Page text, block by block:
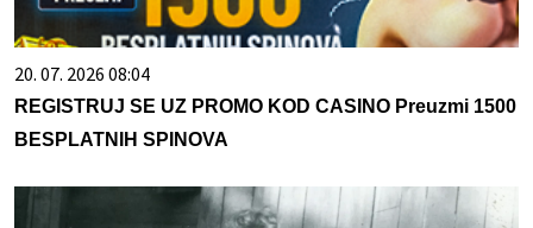
20. 07. 2026 08:04
REGISTRUJ SE UZ PROMO KOD CASINO Preuzmi 1500
BESPLATNIH SPINOVA